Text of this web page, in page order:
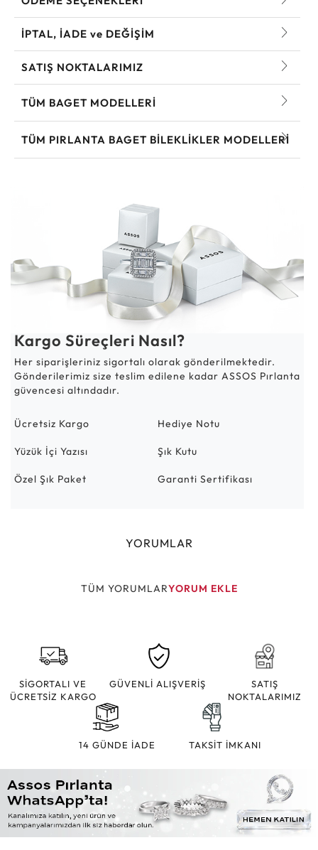
İPTAL, İADE ve DEĞİŞİM
SATIŞ NOKTALARIMIZ
TÜM BAGET MODELLERI
TÜM PIRLANTA BAGET BILEKLIKLER MODELLERI
Kargo Süreçleri Nasıl?
Her siparişleriniz sigortalı olarak gönderilmektedir.
Gönderilerimiz size teslim edilene kadar ASSOS Pırlanta
güvencesi altındadır.
Ücretsiz Kargo Hediye Notu
Yüzük İçi Yazısı Şık Kutu
Özel Şık Paket Garanti Sertifikası
YORUMLAR
TÜM YORUMLARYORUM EKLE
SİGORTALI VE
ÜCRETSİZ KARGO
GÜVENLİ ALIŞVERİŞ
SATIŞ
NOKTALARIMIZ
14 GÜNDE İADE TAKSİT İMKANI